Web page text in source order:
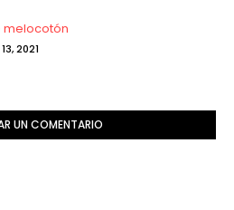
melocotón
2021
UN COMENTARIO